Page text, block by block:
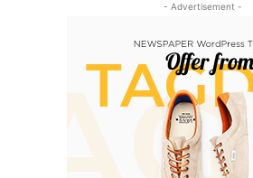
- Advertisement -